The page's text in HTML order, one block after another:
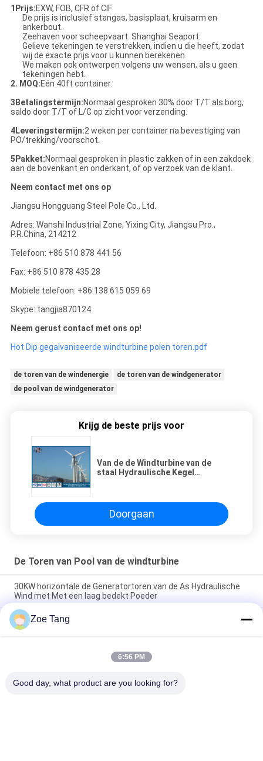
1Prijs:EXW, FOB, CFR of CIF
De prijs is inclusief stangas, basisplaat, kruisarm en
ankerbout.
Zeehaven voor scheepvaart: Shanghai Seaport.
Gelieve tekeningen te verstrekken, indien u die heeft, zodat
wij de exacte prijs voor u kunnen berekenen.
We maken ook ontwerpen volgens uw wensen, als u geen
tekeningen hebt.
2. MOQ:Eén 40ft container.
3Betalingstermijn:Normaal gesproken 30% door T/T als borg,
saldo door T/T of L/C op zicht voor verzending.
4Leveringstermijn:2 weken per container na bevestiging van
PO/trekking/voorschot.
5Pakket:Normaal gesproken in plastic zakken of in een zakdoek
aan de bovenkant en onderkant, of op verzoek van de klant.
Neem contact met ons op
Jiangsu Hongguang Steel Pole Co., Ltd.
Adres: Wanshi Industrial Zone, Yixing City, Jiangsu Pro.,
P.R.China, 214212
Telefoon: +86 510 878 441 56
Fax: +86 510 878 435 28
Mobiele telefoon: +86 138 615 059 69
Skype: tangjia870124
Neem gerust contact met ons op!
Hot Dip gegalvaniseerde windturbine polen toren.pdf
de toren van de windenergie
de toren van de windgenerator
de pool van de windgenerator
Krijg de beste prijs voor
Van de de Windturbine van de
staal Hydraulische Kegel
Doorgaan
De Toren van Pool van de windturbine
30KW horizontale de Generatortoren van de As Hydraulische
Wind met Met een laag bedekt Poeder
50KW het horizontale van de de Windenergie van de As Directe
Aandrijving Met een laag bedekte Poeder van de de
Torengenerator
Van de de Windturbine van de staal Hydraulische Kegel
Zoe Tang
6:56 PM
Good day, what product are you looking for?